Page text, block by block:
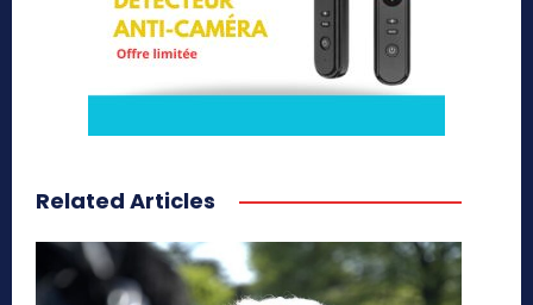
Related Articles